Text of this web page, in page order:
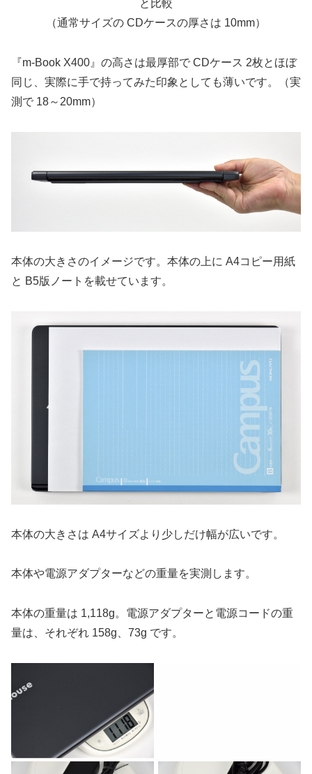
と比較
（通常サイズの CDケースの厚さは 10mm）
『m-Book X400』の高さは最厚部で CDケース 2枚とほぼ
同じ、実際に手で持ってみた印象としても薄いです。（実
測で 18～20mm）
本体の大きさのイメージです。本体の上に A4コピー用紙
と B5版ノートを載せています。
本体の大きさは A4サイズより少しだけ幅が広いです。
本体や電源アダプターなどの重量を実測します。
本体の重量は 1,118g。電源アダプターと電源コードの重
量は、それぞれ 158g、73g です。